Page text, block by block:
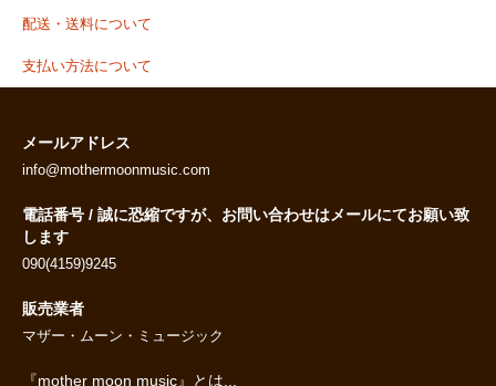
配送・送料について
支払い方法について
メールアドレス
info@mothermoonmusic.com
電話番号 / 誠に恐縮ですが、お問い合わせはメールにてお願い致
します
090(4159)9245
販売業者
マザー・ムーン・ミュージック
『mother moon music』とは...